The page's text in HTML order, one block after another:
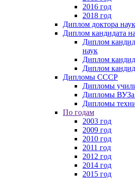
2016 год
2018 год
Диплом доктора наук
Диплом кандидата
Диплом
наук
Диплом
Диплом
Дипломы СССР
Дипломы
Дипломы
Дипломы
По годам
2003 год
2009 год
2010 год
2011 год
2012 год
2014 год
2015 год